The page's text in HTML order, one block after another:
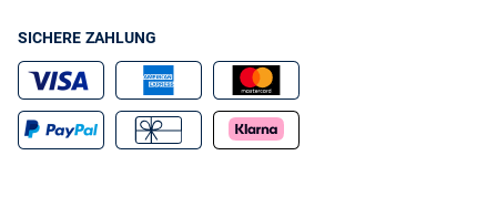
SICHERE ZAHLUNG